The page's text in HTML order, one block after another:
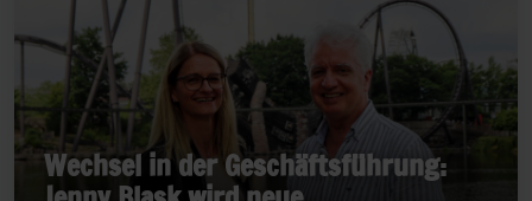
Wechsel in der Geschäftsführung: